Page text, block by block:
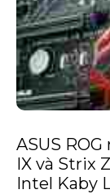
ASUS
IX và Strix
Intel Kaby